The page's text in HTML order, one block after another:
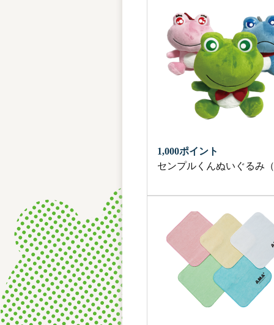
1,000ポイント
センプルくんぬいぐるみ